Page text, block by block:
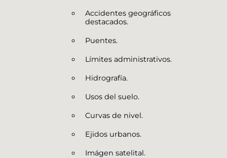
Accidentes geográficos
destacados.
Puentes.
Límites administrativos.
Hidrografía.
Usos del suelo.
Curvas de nivel.
Ejidos urbanos.
Imágen satelital.